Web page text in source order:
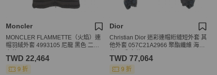
Moncler
MONCLER FLAMMETTE（火焰）連
帽羽絨外套 4993105 尼龍 黑色 二手
TWD 22,464
9 折
Dior
Christian Dior 迷彩連帽絎縫短外套 其
他外套 057C21A2966 聚酯纖維 海軍
TWD 77,064
9 折